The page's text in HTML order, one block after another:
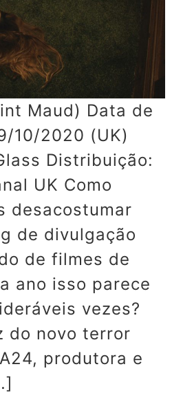
Maud) Data de
10/2020 (UK)
Distribuição:
UK Como
desacostumar
de divulgação
de filmes de
ano isso parece
vezes?
do novo terror
produtora e